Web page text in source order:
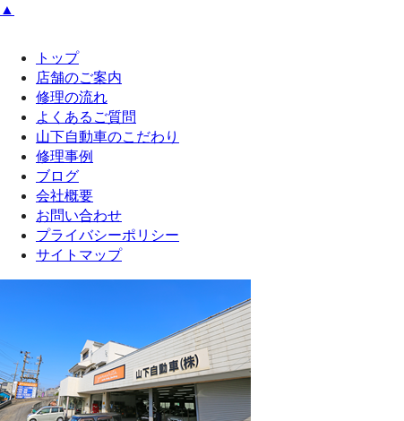
▲
トップ
店舗のご案内
修理の流れ
よくあるご質問
山下自動車のこだわり
修理事例
ブログ
会社概要
お問い合わせ
プライバシーポリシー
サイトマップ